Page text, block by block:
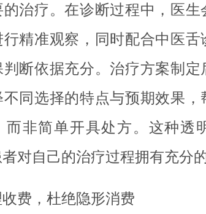
治疗。在诊断过程中，医
精准观察，同时配合中医舌
断依据充分。治疗方案制定
不同选择的特点与预期效果
而非简单开具处方。这种透
对自己的治疗过程拥有充分的
费，杜绝隐形消费